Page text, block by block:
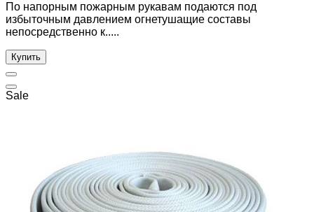
По напорным пожарным рукавам подаются под
избыточным давлением огнетушащие составы
непосредственно к.....
Купить
Sale